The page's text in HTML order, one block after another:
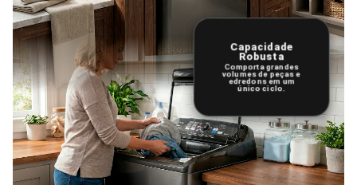
Capacidade
Robusta
Comporta grandes
volumes de peças e
edredons em um
único ciclo.